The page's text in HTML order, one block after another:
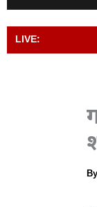
LIVE:
By